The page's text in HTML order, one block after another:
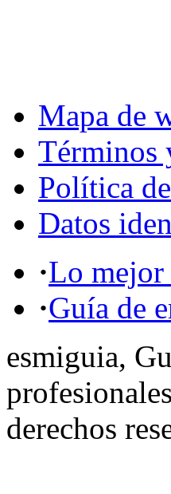
Mapa de
Términos
Política
Datos
·Lo mejor
·Guía de
esmiguia,
derechos